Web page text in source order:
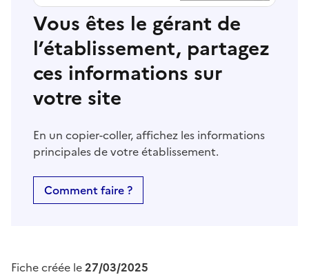
Vous êtes le gérant de
l’établissement, partagez
ces informations sur
votre site
En un copier-coller, affichez les informations
principales de votre établissement.
Comment faire ?
Fiche créée le27/03/2025